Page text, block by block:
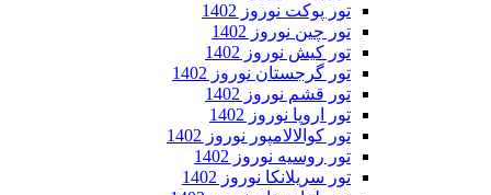
تور پوکت نوروز 1402
تور چین نوروز 1402
تور کیش نوروز 1402
تور گرجستان نوروز 1402
تور قشم نوروز 1402
تور اروپا نوروز 1402
تور کوالالامپور نوروز 1402
تور روسیه نوروز 1402
تور سریلانکا نوروز 1402